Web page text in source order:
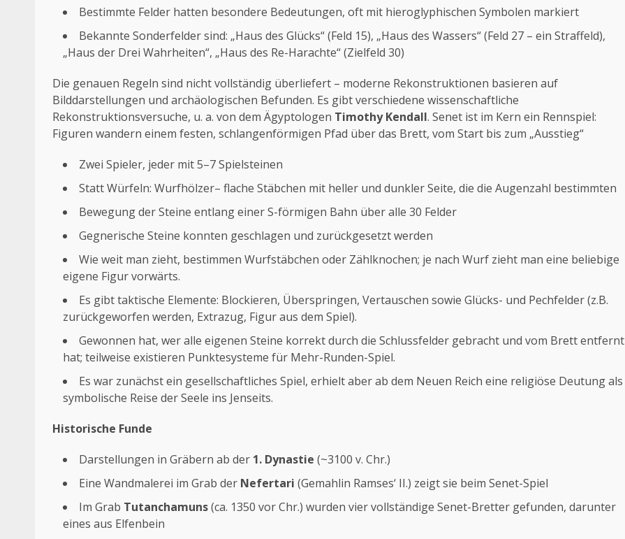
Bestimmte Felder hatten besondere Bedeutungen, oft mit hieroglyphischen Symbolen markiert
Bekannte Sonderfelder sind: „Haus des Glücks“ (Feld 15), „Haus des Wassers“ (Feld 27 – ein Straffeld),
„Haus der Drei Wahrheiten“, „Haus des Re-Harachte“ (Zielfeld 30)
Die genauen Regeln sind nicht vollständig überliefert – moderne Rekonstruktionen basieren auf
Bilddarstellungen und archäologischen Befunden. Es gibt verschiedene wissenschaftliche
Rekonstruktionsversuche, u. a. von dem Ägyptologen Timothy Kendall. Senet ist im Kern ein Rennspiel:
Figuren wandern einem festen, schlangenförmigen Pfad über das Brett, vom Start bis zum „Ausstieg“
Zwei Spieler, jeder mit 5–7 Spielsteinen
Statt Würfeln: Wurfhölzer– flache Stäbchen mit heller und dunkler Seite, die die Augenzahl bestimmten
Bewegung der Steine entlang einer S-förmigen Bahn über alle 30 Felder
Gegnerische Steine konnten geschlagen und zurückgesetzt werden
Wie weit man zieht, bestimmen Wurfstäbchen oder Zählknochen; je nach Wurf zieht man eine beliebige
eigene Figur vorwärts.
Es gibt taktische Elemente: Blockieren, Überspringen, Vertauschen sowie Glücks- und Pechfelder (z.B.
zurückgeworfen werden, Extrazug, Figur aus dem Spiel).
Gewonnen hat, wer alle eigenen Steine korrekt durch die Schlussfelder gebracht und vom Brett entfernt
hat; teilweise existieren Punktesysteme für Mehr-Runden-Spiel.
Es war zunächst ein gesellschaftliches Spiel, erhielt aber ab dem Neuen Reich eine religiöse Deutung als
symbolische Reise der Seele ins Jenseits.
Historische Funde
Darstellungen in Gräbern ab der 1. Dynastie (~3100 v. Chr.)
Eine Wandmalerei im Grab der Nefertari (Gemahlin Ramses‘ II.) zeigt sie beim Senet-Spiel
Im Grab Tutanchamuns(ca. 1350 vor Chr.) wurden vier vollständige Senet-Bretter gefunden, darunter
eines aus Elfenbein